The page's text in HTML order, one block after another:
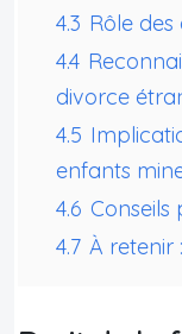
4.3 Rôle
4.4
divorce
4.5
enfants
4.6 Conseils
4.7 À retenir :